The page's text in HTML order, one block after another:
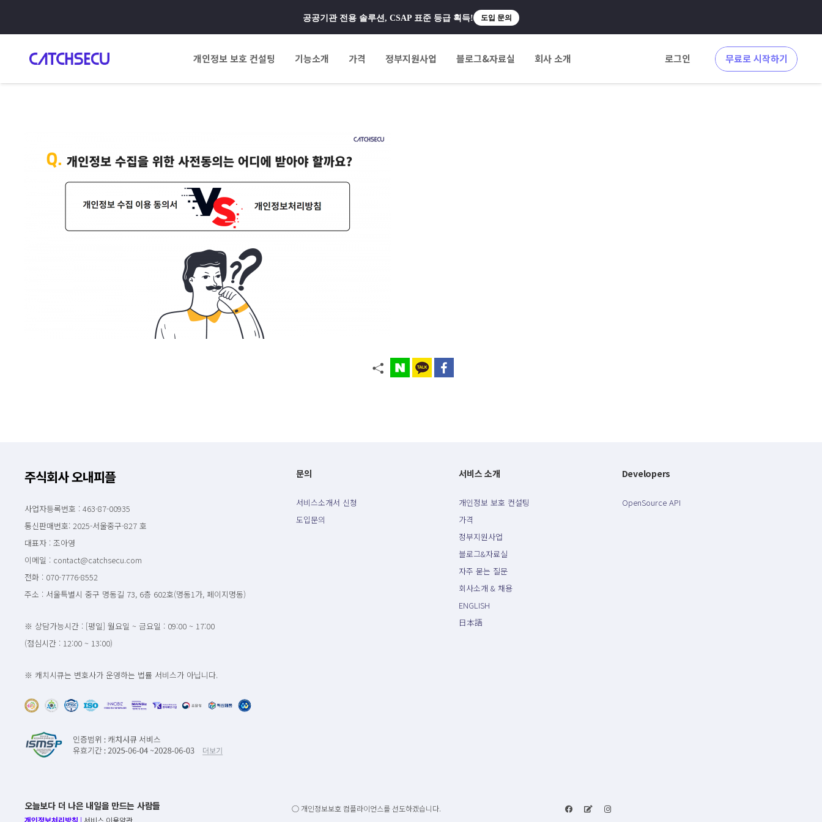
공공기관 전용 솔루션, CSAP 표준 등급 획득! 도입 문의
개인정보 보호 컨설팅 기능소개 가격 정부지원사업 블로그&자료실 회사 소개 로그인 무료로 시작하기
주식회사 오내피플
사업자등록번호 : 463-87-00935
통신판매번호: 2025-서울중구-827 호
대표자 : 조아영
이메일 : contact@catchsecu.com
전화 : 070-7776-8552
주소 : 서울특별시 중구 명동길 73, 6층 602호(명동1가, 페이지명동)
※ 상담가능시간 : [평일] 월요일 ~ 금요일 : 09:00 ~ 17:00
(점심시간 : 12:00 ~ 13:00)
※ 캐치시큐는 변호사가 운영하는 법률 서비스가 아닙니다.
문의
서비스소개서 신청
도입문의
서비스 소개
개인정보 보호 컨설팅
가격
정부지원사업
블로그&자료실
자주 묻는 질문
회사소개 & 채용
ENGLISH
日本語
Developers
OpenSource API
오늘보다 더 나은 내일을 만드는 사람들
개인정보처리방침 | 서비스 이용약관
○ 개인정보보호 컴플라이언스를 선도하겠습니다.